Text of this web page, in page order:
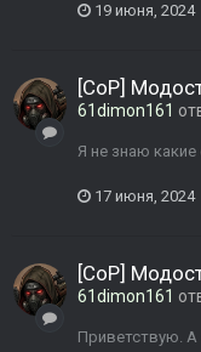
19 июня, 2024
[CoP]
61dimon161
Я не знаю
17 июня, 2024
[CoP]
61dimon161
Приветствую. А